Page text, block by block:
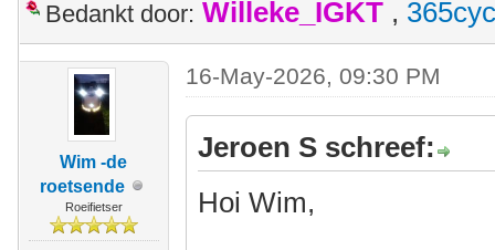
Bedankt door: Willeke_IGKT ,
Wim -de
roetsende
Roeifietser
16-May-2026, 09:30 PM
Jeroen S schreef:
Hoi Wim,